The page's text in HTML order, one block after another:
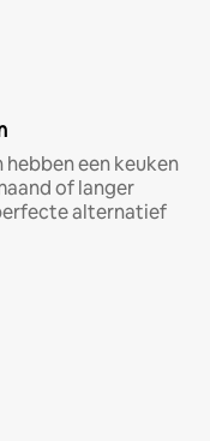
een keuken
of langer
alternatief